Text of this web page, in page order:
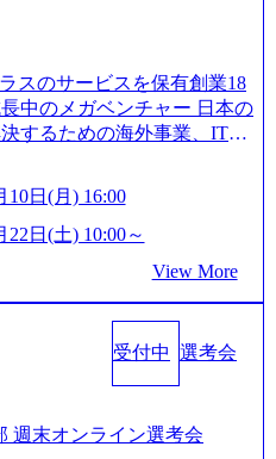
スのサービスを保有創業18
中のメガベンチャー 日本の
するための海外事業、IT事
ンハウスの組織体制をとっ
どの人員調達できる 独立資
自由度が高い https://storag
4f03-b076-00318d5c0dff_120
社 会社説明資料 (https://spea
hui-she-shao-jie-zi-liao-zhong-tu-
事業・サービス」「カルチャ
ルを取り上げています！ (htt
事業委託業務」を受託 (http
レバレ
10日(月) 16:00
22日(土) 10:00～
View More
受付中 選考会
週末オンライン選考会